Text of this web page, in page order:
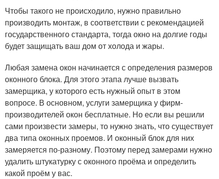
Чтобы такого не происходило, нужно правильно
производить монтаж, в соответствии с рекомендацией
государственного стандарта, тогда окно на долгие годы
будет защищать ваш дом от холода и жары.
Любая замена окон начинается с определения размеров
оконного блока. Для этого этапа лучше вызвать
замерщика, у которого есть нужный опыт в этом
вопросе. В основном, услуги замерщика у фирм-
производителей окон бесплатные. Но если вы решили
сами произвести замеры, то нужно знать, что существует
два типа оконных проемов. И оконный блок для них
замеряется по-разному. Поэтому перед замерами нужно
удалить штукатурку с оконного проёма и определить
какой проём у вас.